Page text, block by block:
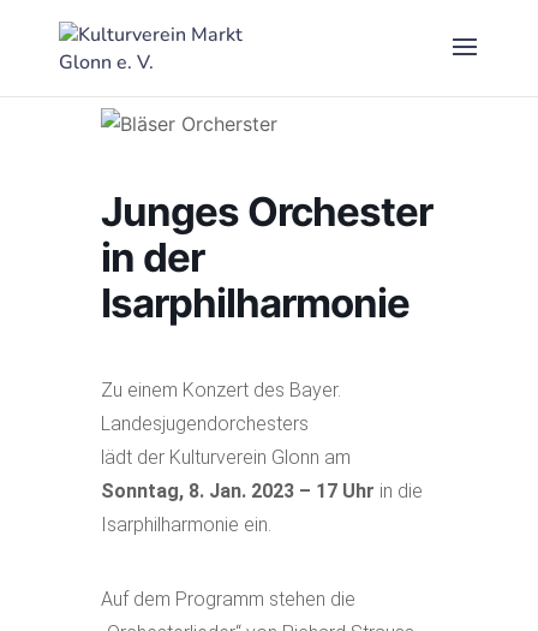
Junges Orchester
in der
Isarphilharmonie
Zu einem Konzert des Bayer.
Landesjugendorchesters
lädt der Kulturverein Glonn am
Sonntag, 8. Jan. 2023 – 17 Uhr in die
Isarphilharmonie ein.
Auf dem Programm stehen die